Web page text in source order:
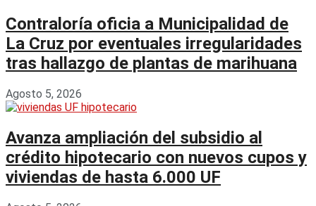
Contraloría oficia a Municipalidad de
La Cruz por eventuales irregularidades
tras hallazgo de plantas de marihuana
Agosto 5, 2026
Avanza ampliación del subsidio al
crédito hipotecario con nuevos cupos y
viviendas de hasta 6.000 UF